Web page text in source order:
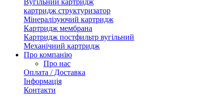
Вугільний картридж
картридж структуризатор
Мінералізуючий картридж
Картридж мембрана
Картридж постфильтр вугільний
Механічний картридж
Про компанію
Про нас
Оплата / Доставка
Інформація
Контакти